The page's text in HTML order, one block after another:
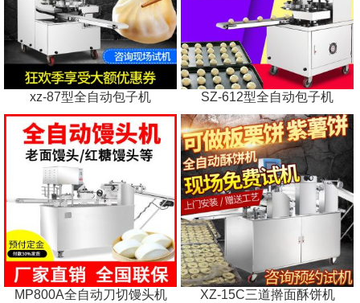
xz-87型全自动包子机 SZ-612型全自动包子机
MP800A全自动刀切馒头机 XZ-15C三道擀面酥饼机